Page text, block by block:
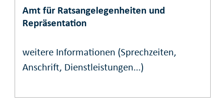
Amt für Ratsangelegenheiten und
Repräsentation
weitere Informationen (Sprechzeiten,
Anschrift, Dienstleistungen...)